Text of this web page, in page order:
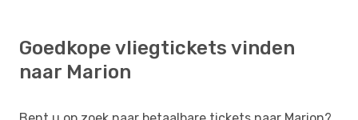
Goedkope vliegtickets vinden
naar Marion